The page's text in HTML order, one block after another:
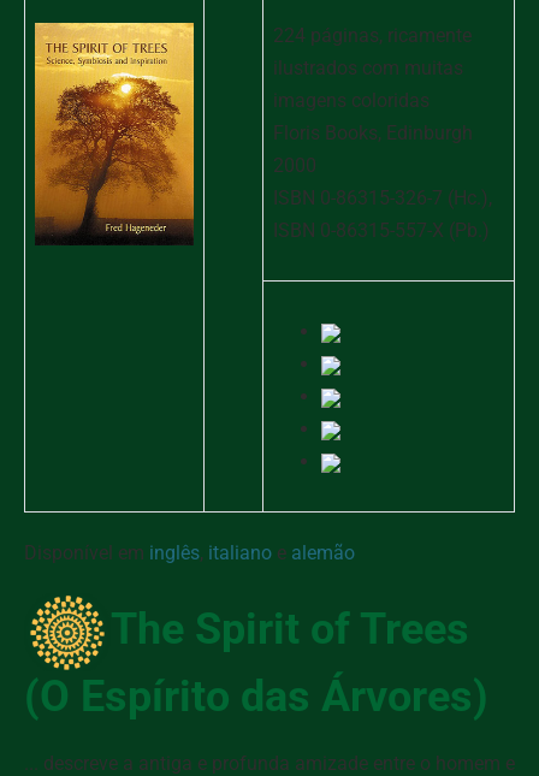
224 páginas, ricamente
ilustrados com muitas
imagens coloridas
Floris Books, Edinburgh
2000
ISBN 0-86315-326-7 (Hc.),
ISBN 0-86315-557-X (Pb.)
Disponível em inglês, italiano e alemão
The Spirit of Trees
(O Espírito das Árvores)
... descreve a antiga e profunda amizade entre o homem e